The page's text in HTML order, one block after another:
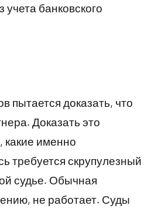
банковского
пытается доказать, что
Доказать это
какие именно
требуется скрупулезный
судье. Обычная
не работает. Суды